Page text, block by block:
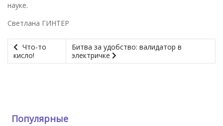
науке.
Светлана ГИНТЕР
Что-то
кисло!
Битва за удобство: валидатор в
электричке
Популярные